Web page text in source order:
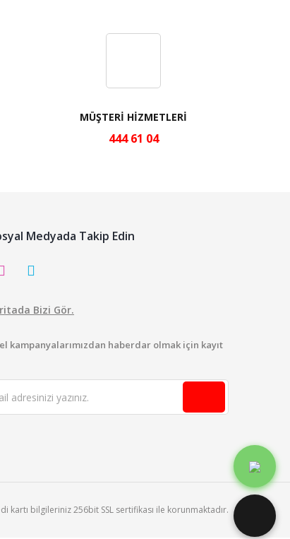
MÜŞTERİ HİZMETLERİ
444 61 04
Medyada Takip Edin
Bizi Gör.
kampanyalarımızdan haberdar olmak için kayıt
kartı bilgileriniz 256bit SSL sertifikası ile korunmaktadır.